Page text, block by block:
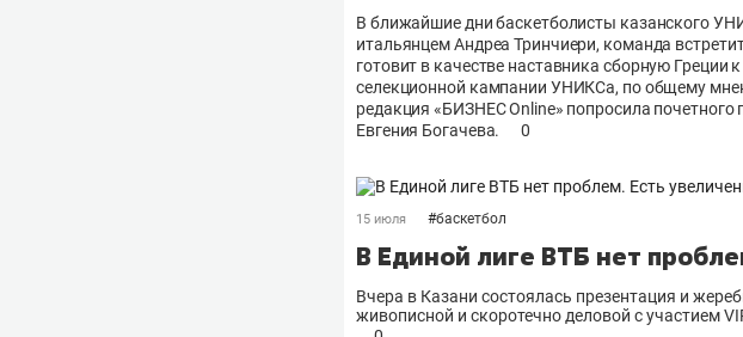
В ближайшие дни баскетболисты казанского
итальянцем Андреа Тринчиери, команда
готовит в качестве наставника сборную Греции
селекционной кампании УНИКСа, по общему
редакция «БИЗНЕС Оnline» попросила почетного
Евгения Богачева.
0
15 июля #баскетбол
В Единой лиге ВТБ нет
Вчера в Казани состоялась презентация и
живописной и скоротечно деловой с участием